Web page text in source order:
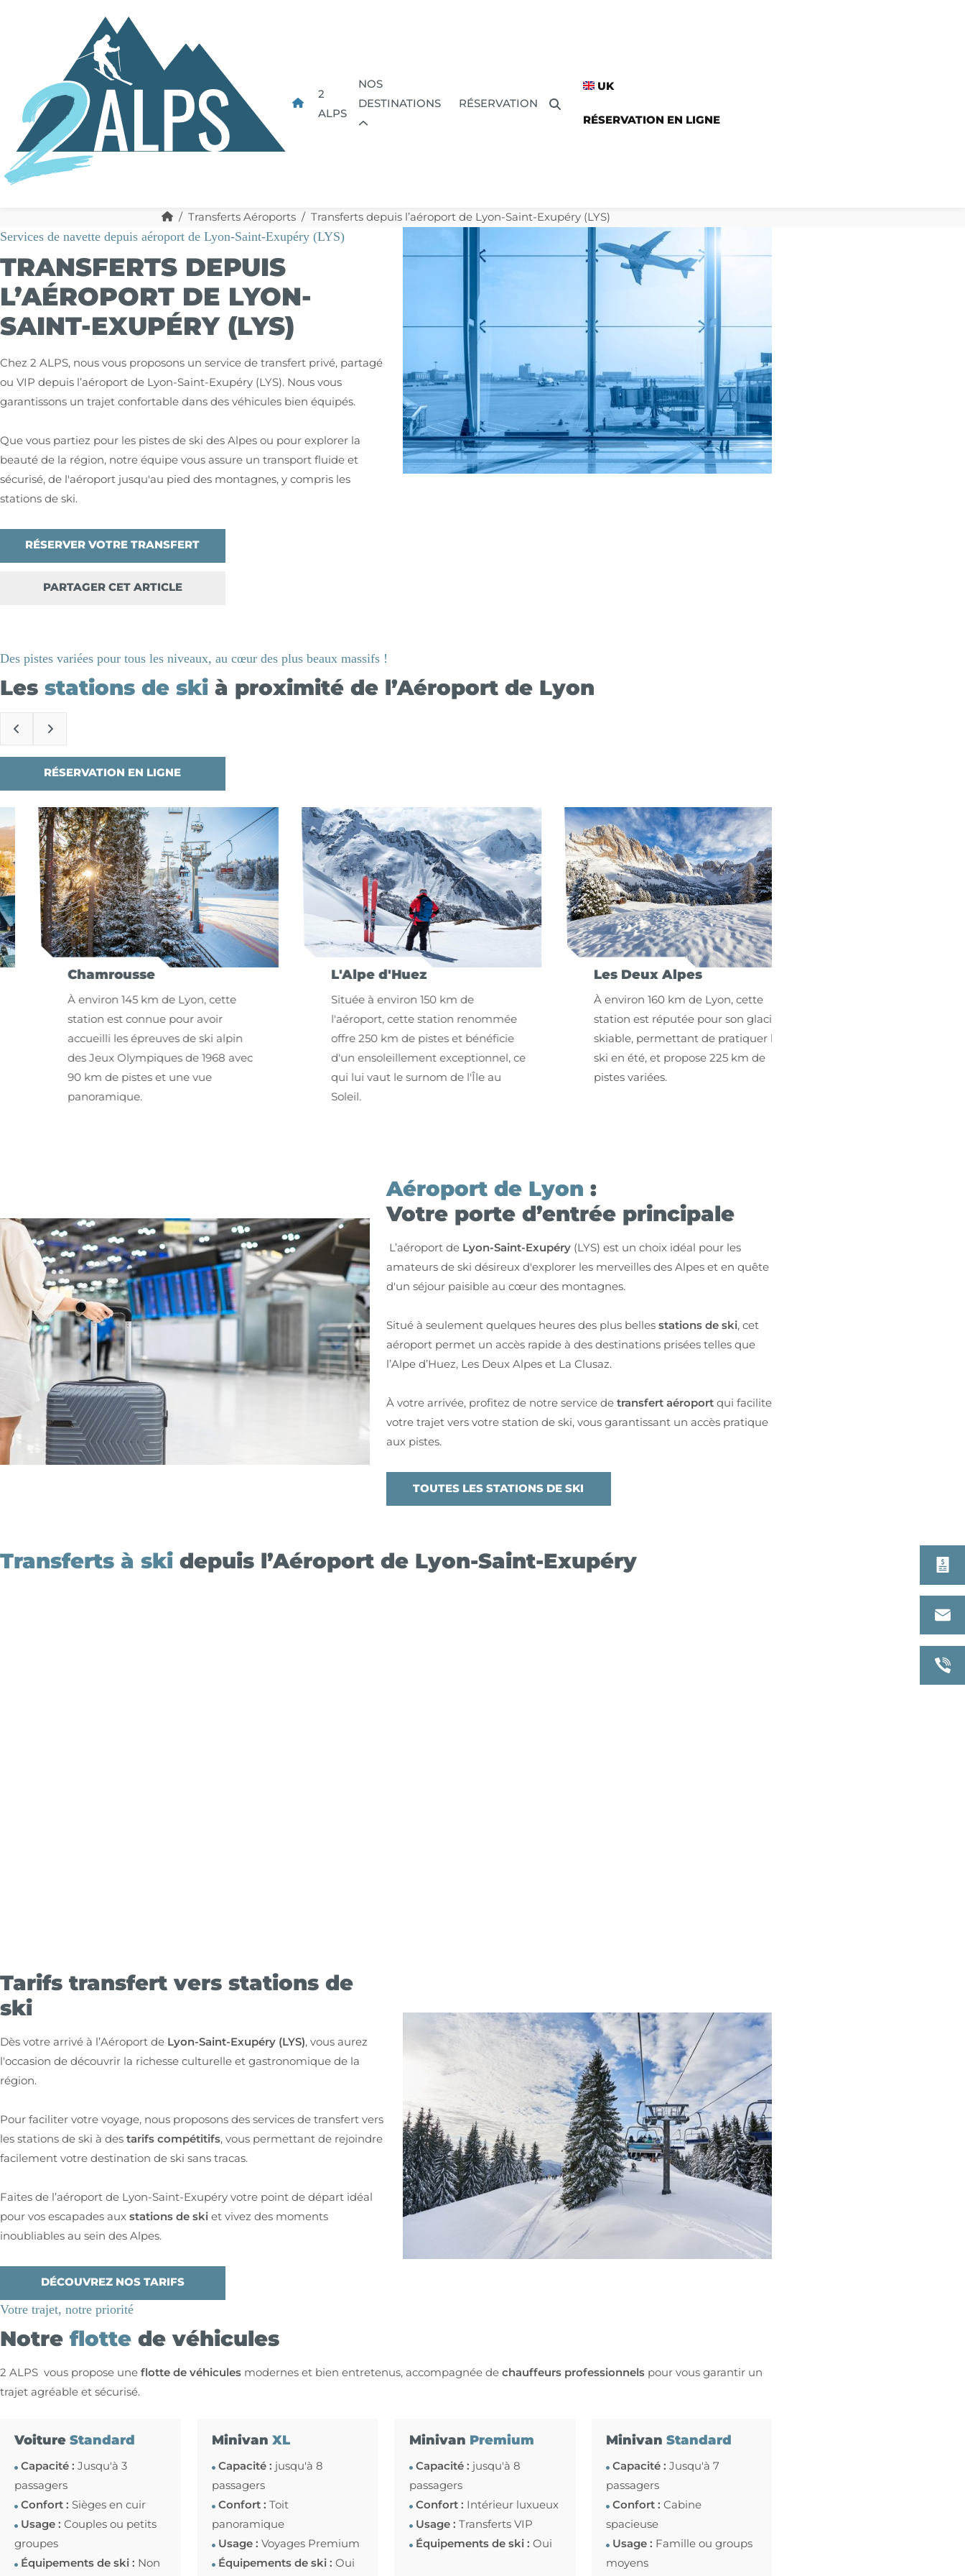
2
ALPS
NOS
DESTINATIONS
RÉSERVATION
UK
RÉSERVATION EN LIGNE
Transferts Aéroports Transferts depuis l’aéroport de Lyon-Saint-Exupéry (LYS)
TRANSFERTS DEPUIS
L’AÉROPORT DE LYON-
SAINT-EXUPÉRY (LYS)
Services de navette depuis aéroport de Lyon-Saint-Exupéry (LYS)
Chez 2 ALPS, nous vous proposons un service de transfert privé, partagé
ou VIP depuis l’aéroport de Lyon-Saint-Exupéry (LYS). Nous vous
garantissons un trajet confortable dans des véhicules bien équipés.
Que vous partiez pour les pistes de ski des Alpes ou pour explorer la
beauté de la région, notre équipe vous assure un transport fluide et
sécurisé, de l'aéroport jusqu'au pied des montagnes, y compris les
stations de ski.
RÉSERVER VOTRE TRANSFERT
PARTAGER CET ARTICLE
Lesstations de skià proximité de l’Aéroport de Lyon
Des pistes variées pour tous les niveaux, au cœur des plus beaux massifs !
RÉSERVATION EN LIGNE
Chamrousse
À environ 145 km de Lyon, cette
station est connue pour avoir
accueilli les épreuves de ski alpin
des Jeux Olympiques de 1968 avec
90 km de pistes et une vue
panoramique.
L'Alpe d'Huez
Située à environ 150 km de
l'aéroport, cette station renommée
offre 250 km de pistes et bénéficie
d'un ensoleillement exceptionnel, ce
qui lui vaut le surnom de l'Île au
Les Deux Alpes
À environ 160 km de Lyon, cette
station est réputée pour son glacier
skiable, permettant de pratiquer le
ski en été, et propose 225 km de
pistes variées.
Aéroport de Lyon :
Votre porte d’entrée principale
L’aéroport de Lyon-Saint-Exupéry(LYS) est un choix idéal pour les
amateurs de ski désireux d'explorer les merveilles des Alpes et en quête
d'un séjour paisible au cœur des montagnes.
Situé à seulement quelques heures des plus bellesstations de ski, cet
aéroport permet un accès rapide à des destinations prisées telles que
l’Alpe d’Huez, Les Deux Alpes et La Clusaz.
À votre arrivée, profitez de notre service detransfert aéroportqui facilite
votre trajet vers votre station de ski, vous garantissant un accès pratique
aux pistes.
TOUTES LES STATIONS DE SKI
Transferts à skidepuis l’Aéroport de Lyon-Saint-Exupéry
Tarifs transfert vers stations de
ski
Dès votre arrivé à l’Aéroport de Lyon-Saint-Exupéry (LYS), vous aurez
l'occasion de découvrir la richesse culturelle et gastronomique de la
région.
Pour faciliter votre voyage, nous proposons des services de transfert vers
les stations de ski à destarifs compétitifs, vous permettant de rejoindre
facilement votre destination de ski sans tracas.
Faites de l’aéroport de Lyon-Saint-Exupéry votre point de départ idéal
pour vos escapades auxstations de skiet vivez des moments
inoubliables au sein des Alpes.
DÉCOUVREZ NOS TARIFS
Notreflottede véhicules
Votre trajet, notre priorité
2 ALPS vous propose uneflotte de véhicules modernes et bien entretenus, accompagnée dechauffeurs professionnels pour vous garantir un
trajet agréable et sécurisé.
VoitureStandard
Capacité :Jusqu'à 3
passagers
Confort : Sièges en cuir
Usage :Couples ou petits
groupes
Équipements de ski : Non
Minivan XL
Capacité : jusqu'à 8
passagers
Confort : Toit
panoramique
Usage : Voyages Premium
Équipements de ski : Oui
Minivan Premium
Capacité : jusqu'à 8
passagers
Confort : Intérieur luxueux
Usage : Transferts VIP
Équipements de ski : Oui
MinivanStandard
Capacité : Jusqu'à 7
passagers
Confort : Cabine
spacieuse
Usage : Famille ou groups
moyens